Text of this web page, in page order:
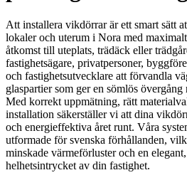
Att installera vikdörrar är ett smart sätt
lokaler och uterum i Nora med
åtkomst till uteplats, trädäck eller
fastighetsägare, privatpersoner,
och fastighetsutvecklare att förvandla
glaspartier som ger en sömlös
Med korrekt uppmätning, rätt
installation säkerställer vi att dina
och energieffektiva året runt. Våra
utformade för svenska förhållanden,
minskade värmeförluster och en
helhetsintrycket av din fastighet.